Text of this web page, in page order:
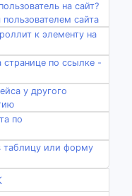
на сайт?
сайта
к элементу на
странице по ссылке -
у другого
по
таблицу или форму